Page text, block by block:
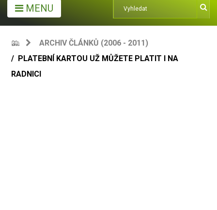
MENU
ARCHIV ČLÁNKŮ (2006 - 2011)
PLATEBNÍ KARTOU UŽ MŮŽETE PLATIT I NA
RADNICI